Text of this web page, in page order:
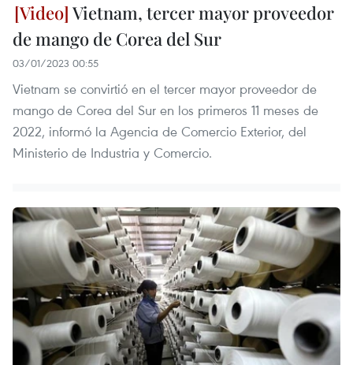
Vietnam, tercer mayor proveedor
de mango de Corea del Sur
03/01/2023 00:55
Vietnam se convirtió en el tercer mayor proveedor de
mango de Corea del Sur en los primeros 11 meses de
2022, informó la Agencia de Comercio Exterior, del
Ministerio de Industria y Comercio.